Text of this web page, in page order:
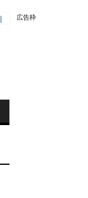
広告枠